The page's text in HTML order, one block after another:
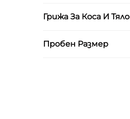
Грижа За Коса И Тяло
Пробен Размер